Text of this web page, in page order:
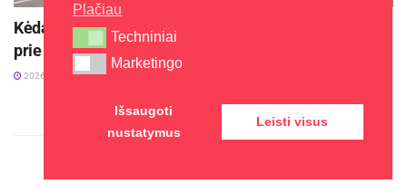
Kaišiadorių rajono savivaldybė
Kėdainių kultūros centras organizuoja pavėžėjimą
prie kėdainiečių pastatyto kryžiaus Baltijos kelyje
2026-08-05
Plačiau
Techniniai
Techniniai
Marketingo
Marketingo
Išsaugoti
nustatymus
Leisti visus